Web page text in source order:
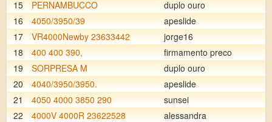
15
PERNAMBUCCO
duplo ouro
16
4050/3950/39
apeslide
17
VR4000Newby 23633442
jorge16
18
400 400 390,
firmamento preco
19
SORPRESA M
duplo ouro
20
4040/3950/3950.
apeslide
21
4050 4000 3850 290
sunsei
22
4000V 4000R 23622528
alessandra